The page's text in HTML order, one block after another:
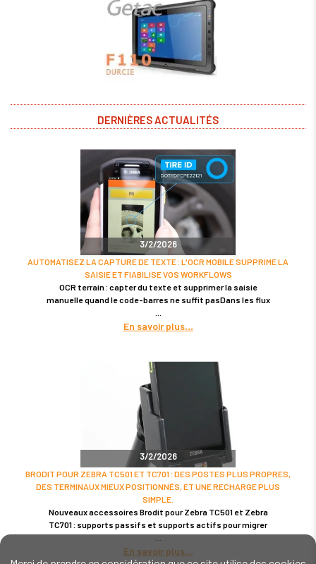
DERNIÈRES ACTUALITÉS
3/2/2026
AUTOMATISEZ LA CAPTURE DE TEXTE : L'OCR MOBILE SUPPRIME LA
SAISIE ET FIABILISE VOS WORKFLOWS
OCR terrain : capter du texte et supprimer la saisie
manuelle quand le code-barres ne suffit pasDans les flux
En savoir plus
3/2/2026
BRODIT POUR ZEBRA TC501 ET TC701 : DES POSTES PLUS PROPRES,
DES TERMINAUX MIEUX POSITIONNÉS, ET UNE RECHARGE PLUS
SIMPLE.
Nouveaux accessoires Brodit pour Zebra TC501 et Zebra
TC701 : supports passifs et supports actifs pour migrer
En savoir plus